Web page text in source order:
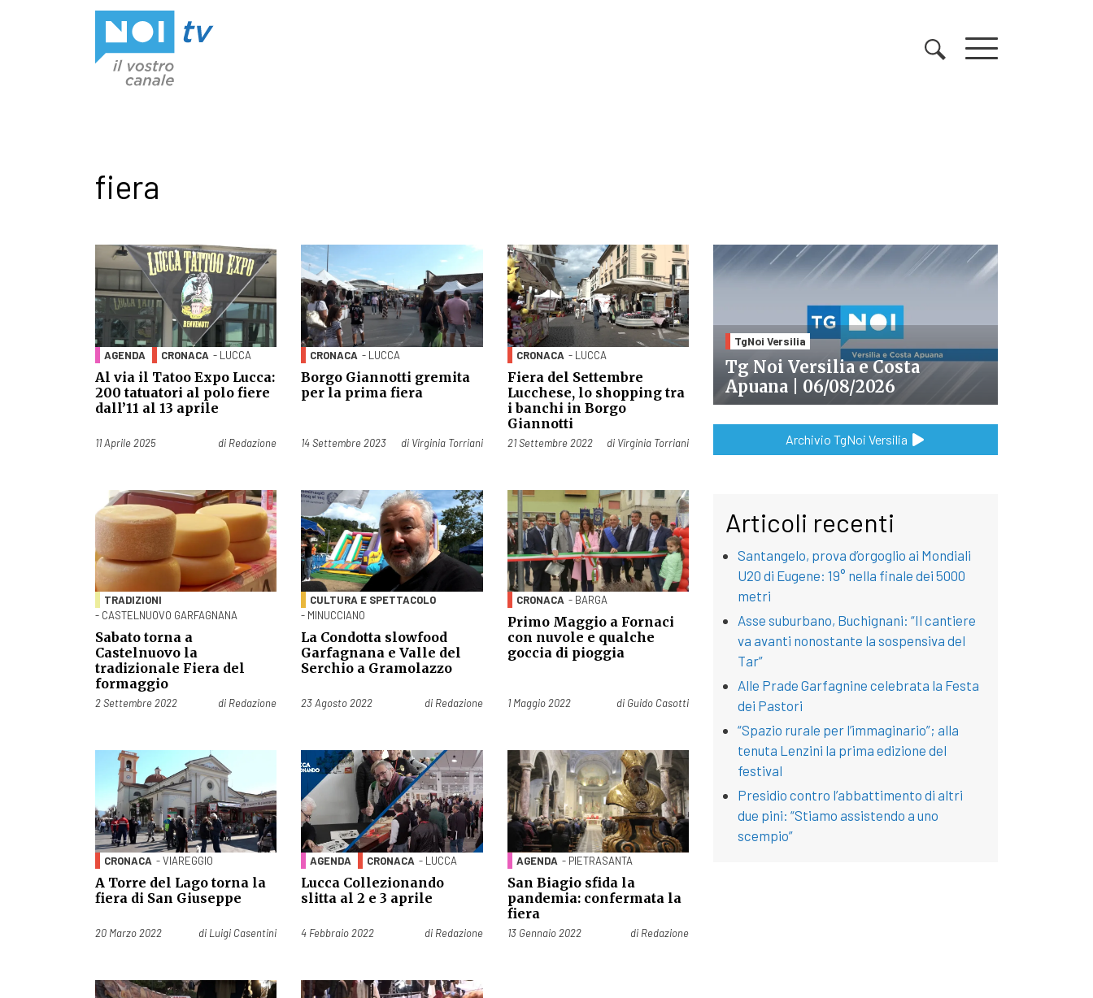
fiera
AGENDA CRONACA - LUCCA
Al via il Tatoo Expo Lucca:
200 tatuatori al polo fiere
dall’11 al 13 aprile
Pubblicato il
11 Aprile 2025 di Redazione
CRONACA - LUCCA
Borgo Giannotti gremita
per la prima fiera
Pubblicato il
14 Settembre 2023 di Virginia Torriani
CRONACA - LUCCA
Fiera del Settembre
Lucchese, lo shopping tra
i banchi in Borgo
Giannotti
Pubblicato il
21 Settembre 2022 di Virginia Torriani
TRADIZIONI
- CASTELNUOVO GARFAGNANA
Sabato torna a
Castelnuovo la
tradizionale Fiera del
formaggio
Pubblicato il
2 Settembre 2022 di Redazione
CULTURA E SPETTACOLO
- MINUCCIANO
La Condotta slowfood
Garfagnana e Valle del
Serchio a Gramolazzo
Pubblicato il
23 Agosto 2022 di Redazione
CRONACA - BARGA
Primo Maggio a Fornaci
con nuvole e qualche
goccia di pioggia
Pubblicato il
1 Maggio 2022 di Guido Casotti
CRONACA - VIAREGGIO
A Torre del Lago torna la
fiera di San Giuseppe
Pubblicato il
20 Marzo 2022 di Luigi Casentini
AGENDA CRONACA - LUCCA
Lucca Collezionando
slitta al 2 e 3 aprile
Pubblicato il
4 Febbraio 2022 di Redazione
AGENDA - PIETRASANTA
San Biagio sfida la
pandemia: confermata la
fiera
Pubblicato il
13 Gennaio 2022 di Redazione
TgNoi Versilia
Tg Noi Versilia e Costa
Apuana | 06/08/2026
Archivio TgNoi Versilia
Articoli recenti
Santangelo, prova d’orgoglio ai Mondiali
U20 di Eugene: 19° nella finale dei 5000
metri
Asse suburbano, Buchignani: “Il cantiere
va avanti nonostante la sospensiva del
Tar”
Alle Prade Garfagnine celebrata la Festa
dei Pastori
“Spazio rurale per l’immaginario”; alla
tenuta Lenzini la prima edizione del
festival
Presidio contro l’abbattimento di altri
due pini: “Stiamo assistendo a uno
scempio”